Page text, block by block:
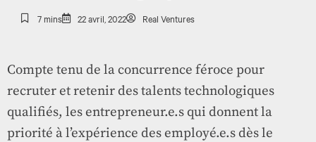
7 mins 22 avril, 2022 Real Ventures
Compte tenu de la concurrence féroce pour
recruter et retenir des talents technologiques
qualifiés, les entrepreneur.e.s qui donnent la
priorité à l’expérience des employé.e.s dès le